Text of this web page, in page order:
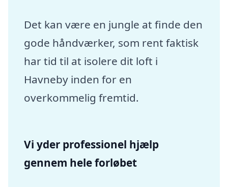
Det kan være en jungle at finde den
gode håndværker, som rent faktisk
har tid til at isolere dit loft i
Havneby inden for en
overkommelig fremtid.
Vi yder professionel hjælp
gennem hele forløbet